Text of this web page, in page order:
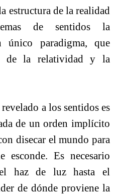
estructura de la realidad
de sentidos la
único paradigma, que
de la relatividad y la
a los sentidos es
de un orden implícito
disecar el mundo para
esconde. Es necesario
haz de luz hasta el
de dónde proviene la